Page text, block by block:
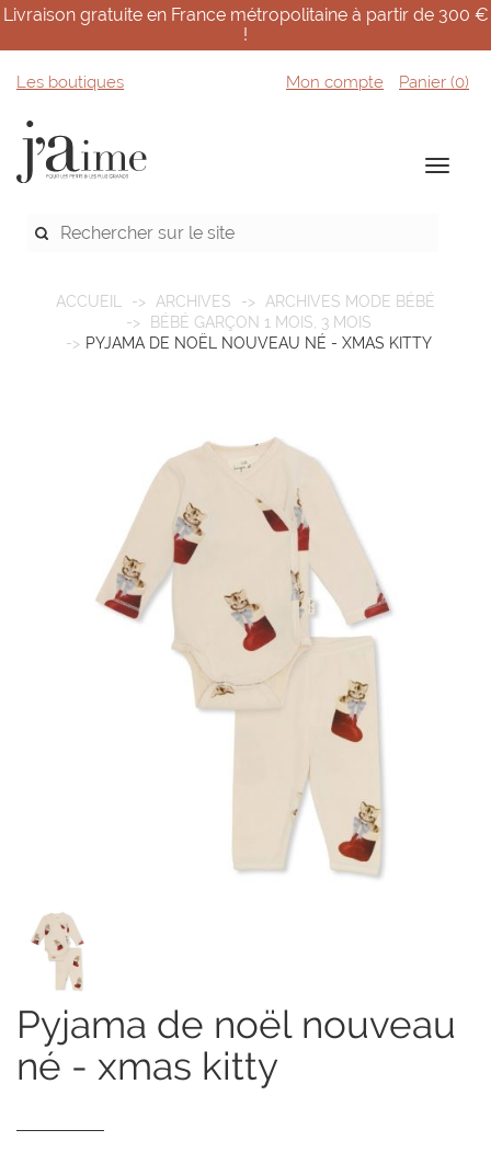
Livraison gratuite en France métropolitaine à partir de 300 €
!
Les boutiques Mon compte Panier (0)
ACCUEIL ARCHIVES
ARCHIVES MODE BÉBÉ
BÉBÉ GARÇON 1 MOIS, 3 MOIS
PYJAMA DE NOËL NOUVEAU NÉ - XMAS KITTY
pyjama de noël nouveau
né - xmas kitty